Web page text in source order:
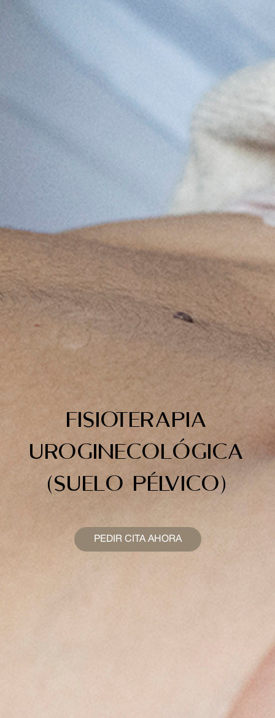
Fisioterapia
uroginecológica
(suelo pélvico)
PEDIR CITA AHORA